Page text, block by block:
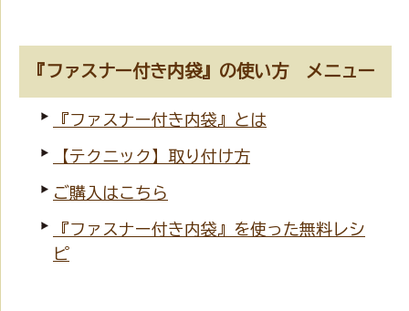
『ファスナー付き内袋』の使い方 メニュー
『ファスナー付き内袋』とは
【テクニック】取り付け方
ご購入はこちら
『ファスナー付き内袋』を使った無料レシ
ピ